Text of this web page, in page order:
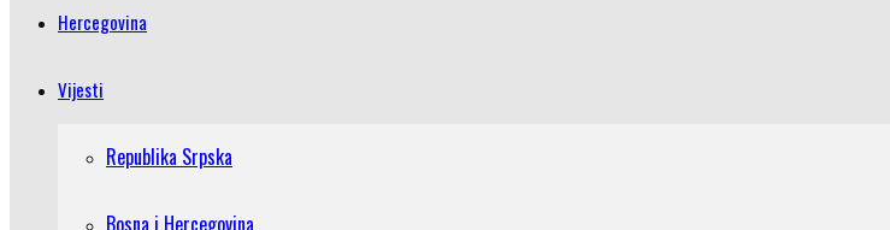
Hercegovina
Vijesti
Republika Srpska
Bosna i Hercegovina